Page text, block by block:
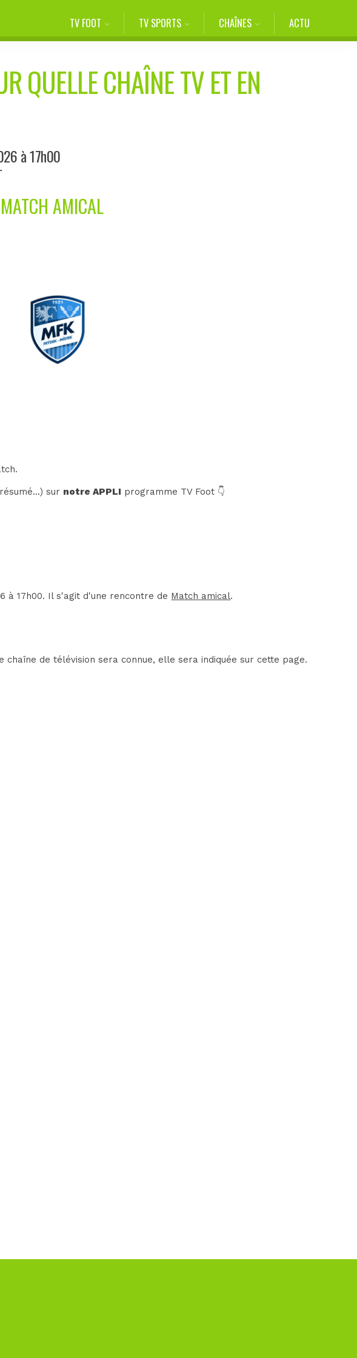
TV FOOT TV SPORTS CHAÎNES ACTU
QUELLE CHAÎNE TV ET EN
à 17h00
AMICAL
sur notre APPLI programme TV Foot 👇
à 17h00. Il s'agit d'une rencontre de Match amical.
chaîne de télévision sera connue, elle sera indiquée sur cette page.